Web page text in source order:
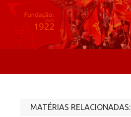
MATÉRIAS RELACIONADAS: